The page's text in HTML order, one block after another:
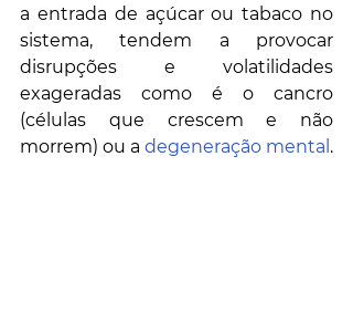
a entrada de açúcar ou tabaco no
sistema, tendem a provocar
disrupções e volatilidades
exageradas como é o cancro
(células que crescem e não
morrem) ou a degeneração mental